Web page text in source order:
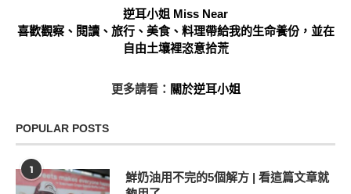
逆耳小姐 Miss Near
喜歡觀察、閱讀、旅行、美食、料理帶給我的生命養份，並在
自由土壤裡恣意拾荒
更多請看： 關於逆耳小姐
POPULAR POSTS
1
鮮奶油用不完的5個解方 | 看這篇文章就